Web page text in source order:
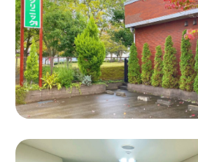
RELATED /関連するご案内
アクセス・駐車場のご案内 →診療内容の
はじめての方へ →